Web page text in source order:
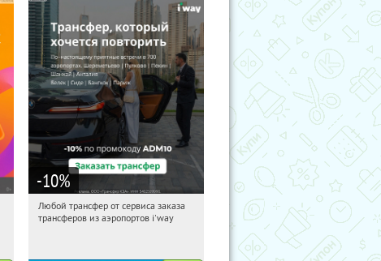
-10%
07:44:52
Получи первым!
Любой трансфер от сервиса заказа
трансферов из аэропортов i'way